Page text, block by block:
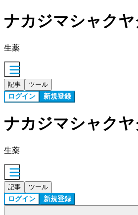
ナカジマシャク
生薬
記事 ツール
ログイン 新規登録
ナカジマシャク
生薬
記事 ツール
ログイン 新規登録